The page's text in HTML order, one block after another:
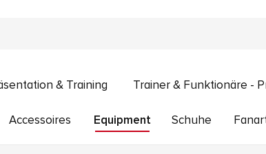
& Training Trainer & Funktionäre -
Accessoires Equipment Schuhe